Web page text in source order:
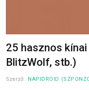
25 hasznos
BlitzWolf, stb.)
Szerző: NAPIDROID